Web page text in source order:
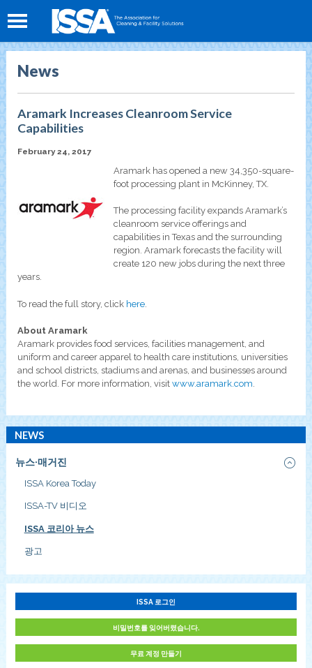
News
Aramark Increases Cleanroom Service
Capabilities
February 24, 2017
Aramark has opened a new 34,350-square-
foot processing plant in McKinney, TX.
The processing facility expands Aramark’s
cleanroom service offerings and
capabilities in Texas and the surrounding
region. Aramark forecasts the facility will
create 120 new jobs during the next three
years.
To read the full story, click here.
About Aramark
Aramark provides food services, facilities management, and
uniform and career apparel to health care institutions, universities
and school districts, stadiums and arenas, and businesses around
the world. For more information, visit www.aramark.com.
NEWS
뉴스·매거진
ISSA Korea Today
ISSA-TV 비디오
ISSA 코리아 뉴스
광고
ISSA 로그인
비밀번호를 잊어버렸습니다.
무료 계정 만들기